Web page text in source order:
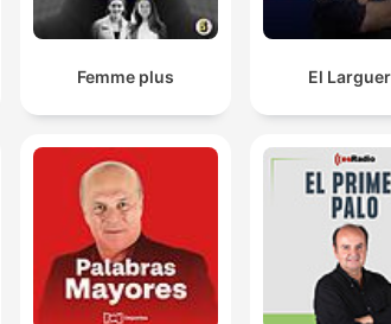
Femme plus El